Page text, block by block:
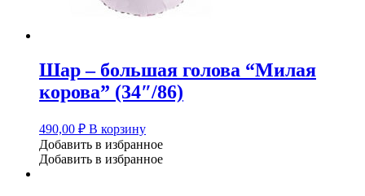
Шар – большая голова “Милая
корова” (34″/86)
490,00 ₽ В корзину
Добавить в избранное
Добавить в избранное